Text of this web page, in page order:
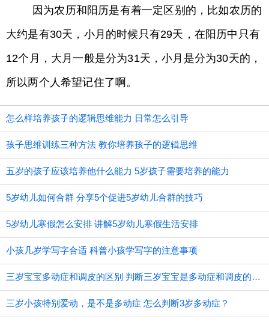
因为农历和阳历是有着一定区别的，比如农历的
大约是有30天，小月的时候只有29天，在阳历中只有
12个月，大月一般是分为31天，小月是分为30天的，
所以两个人希望记住了啊。
怎么样培养孩子的逻辑思维能力 日常怎么引导
孩子思维训练三种方法 教你培养孩子的逻辑思维
五岁的孩子应该培养他什么能力 5岁孩子需要培养的能力
5岁幼儿如何合群 分享5个促进5岁幼儿合群的技巧
5岁幼儿寒假怎么安排 讲解5岁幼儿寒假生活安排
小孩几岁学写字合适 科普小孩学写字的注意事项
三岁宝宝多动症和调皮的区别 判断三岁宝宝是多动症和调皮的方法
三岁小孩特别爱动，是不是多动症 怎么判断3岁多动症？